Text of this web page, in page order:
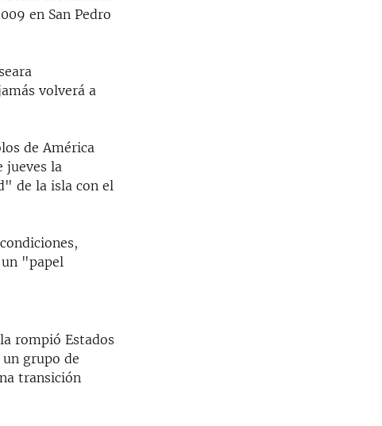
en San Pedro
volverá a
de América
jueves la
de la isla con el
un "papel
rompió Estados
grupo de
transición